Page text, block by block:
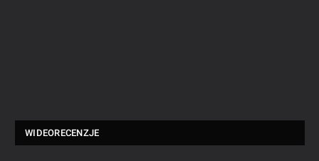
WIDEORECENZJE